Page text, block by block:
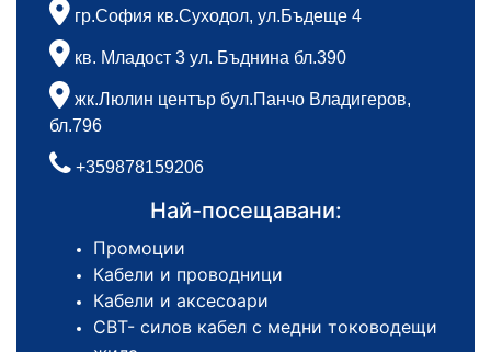
гр.София кв.Суходол, ул.Бъдеще 4
кв. Младост 3 ул. Бъднина бл.390
жк.Люлин център бул.Панчо Владигеров,
бл.796
+359878159206
Най-посещавани:
Промоции
Кабели и проводници
Кабели и аксесоари
СВТ- силов кабел с медни тоководещи